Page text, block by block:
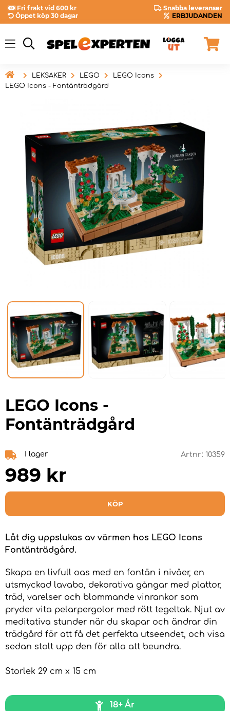
Fri frakt vid 600 kr
Snabba leveranser
Öppet köp 30 dagar
ERBJUDANDEN
 LEKSAKER LEGO
LEGO Icons
LEGO Icons - Fontänträdgård
LEGO Icons -
Fontänträdgård
I lager Artnr: 10359
989 kr
KÖP
Låt dig uppslukas av värmen hos LEGO Icons
Fontänträdgård.
Skapa en livfull oas med en fontän i nivåer, en
utsmyckad lavabo, dekorativa gångar med plattor,
träd, varelser och blommande vinrankor som
pryder vita pelarpergolor med rött tegeltak. Njut av
meditativa stunder när du skapar och ändrar din
trädgård för att få det perfekta utseendet, och visa
sedan stolt upp den för alla att beundra.
Storlek 29 cm x 15 cm
18+ År